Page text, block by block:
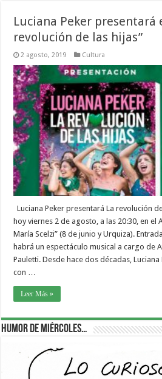
Luciana Peker presentará
revolución de las hijas”
2 agosto, 2019 Cultura
Luciana Peker presentará La revolución
hoy viernes 2 de agosto, a las 20:30, en el
María Scelzi” (8 de junio y Urquiza).
habrá un espectáculo musical a cargo de
Pauletti. Desde hace dos décadas,
con …
Leer Más »
Humor de Miércoles…